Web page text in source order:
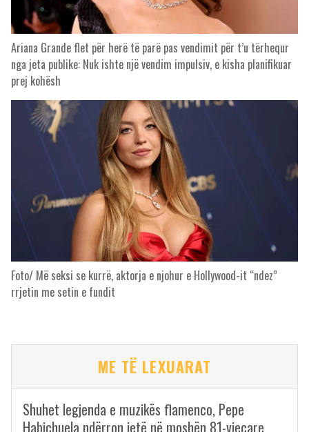
Ariana Grande flet për herë të parë pas vendimit për t’u tërhequr
nga jeta publike: Nuk ishte një vendim impulsiv, e kisha planifikuar
prej kohësh
Foto/ Më seksi se kurrë, aktorja e njohur e Hollywood-it “ndez”
rrjetin me setin e fundit
ME TË LEXUARAT
Shuhet legjenda e muzikës flamenco, Pepe
Habichuela ndërron jetë në moshën 81-vjeçare